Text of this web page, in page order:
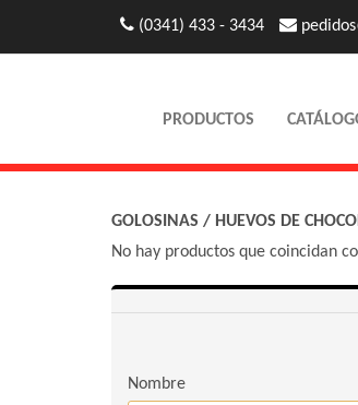
(0341) 433 - 3434
PRODUCTOS
GOLOSINAS / HUEVOS DE
No hay productos que coincidan
Nombre